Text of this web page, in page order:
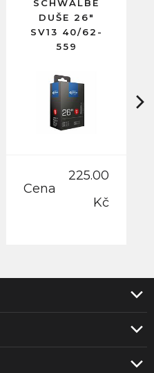
SCHWALBE
DUŠE 26"
SV13 40/62-
559
VENTILEK
40MM
Cena
225.00
Kč